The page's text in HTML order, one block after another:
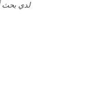
لدي بحث